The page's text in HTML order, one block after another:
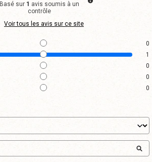
Basé sur 1 avis soumis à un
contrôle
Voir tous les avis sur ce site
0
1
0
0
0